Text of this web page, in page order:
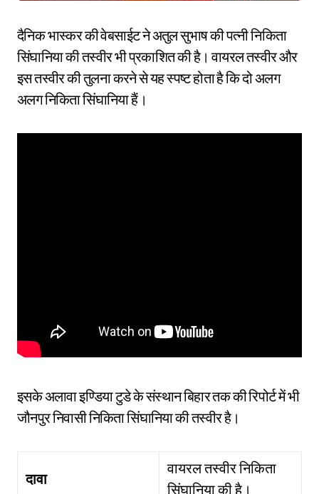
दैनिक भास्कर की वेबसाईट ने अतुल सुभाष की पत्नी निकिता
सिंघानिया की तस्वीर भी प्रकाशित की है। वायरल तस्वीर और
इस तस्वीर की तुलना करने से यह स्पष्ट होता है कि दो अलग
अलग निकिता सिंघानिया हैं।
इसके अलावा इण्डिया टुडे के संस्थान बिहार तक की रिपोर्ट में भी
जौनपुर निवासी निकिता सिंघानिया की तस्वीर है।
दावा
वायरल तस्वीर निकिता
सिंघानिया की है।